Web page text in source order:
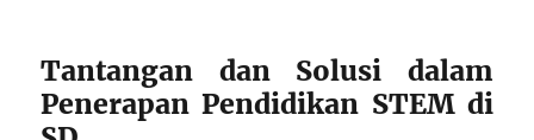
Tantangan dan Solusi dalam
Penerapan Pendidikan STEM di